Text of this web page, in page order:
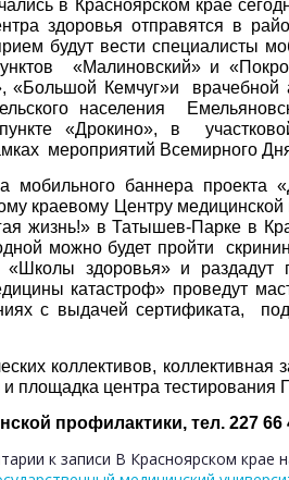
в Красноярском крае
здоровья отправятся в
будут вести специалисты
«Малиновский» и
Кемчуг»и врачебной
населения
«Дрокино», в
мероприятий Всемирного
мобильного баннера
краевому Центру
жизнь!» в Татышев-Парке в
можно будет пройти
здоровья» и раздадут
катастроф» проведут
с выдачей сертификата,
коллективов,
площадка центра тестирования
профилактики, тел. 227 66
к записи В Красноярском крае